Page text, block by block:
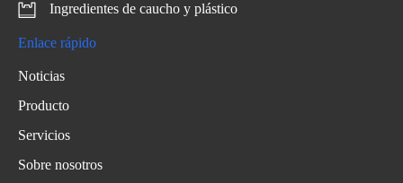
Ingredientes de caucho y plástico
Enlace rápido
Noticias
Producto
Servicios
Sobre nosotros